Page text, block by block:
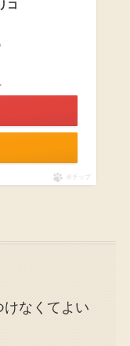
コ
ポチップ
けなくてよい